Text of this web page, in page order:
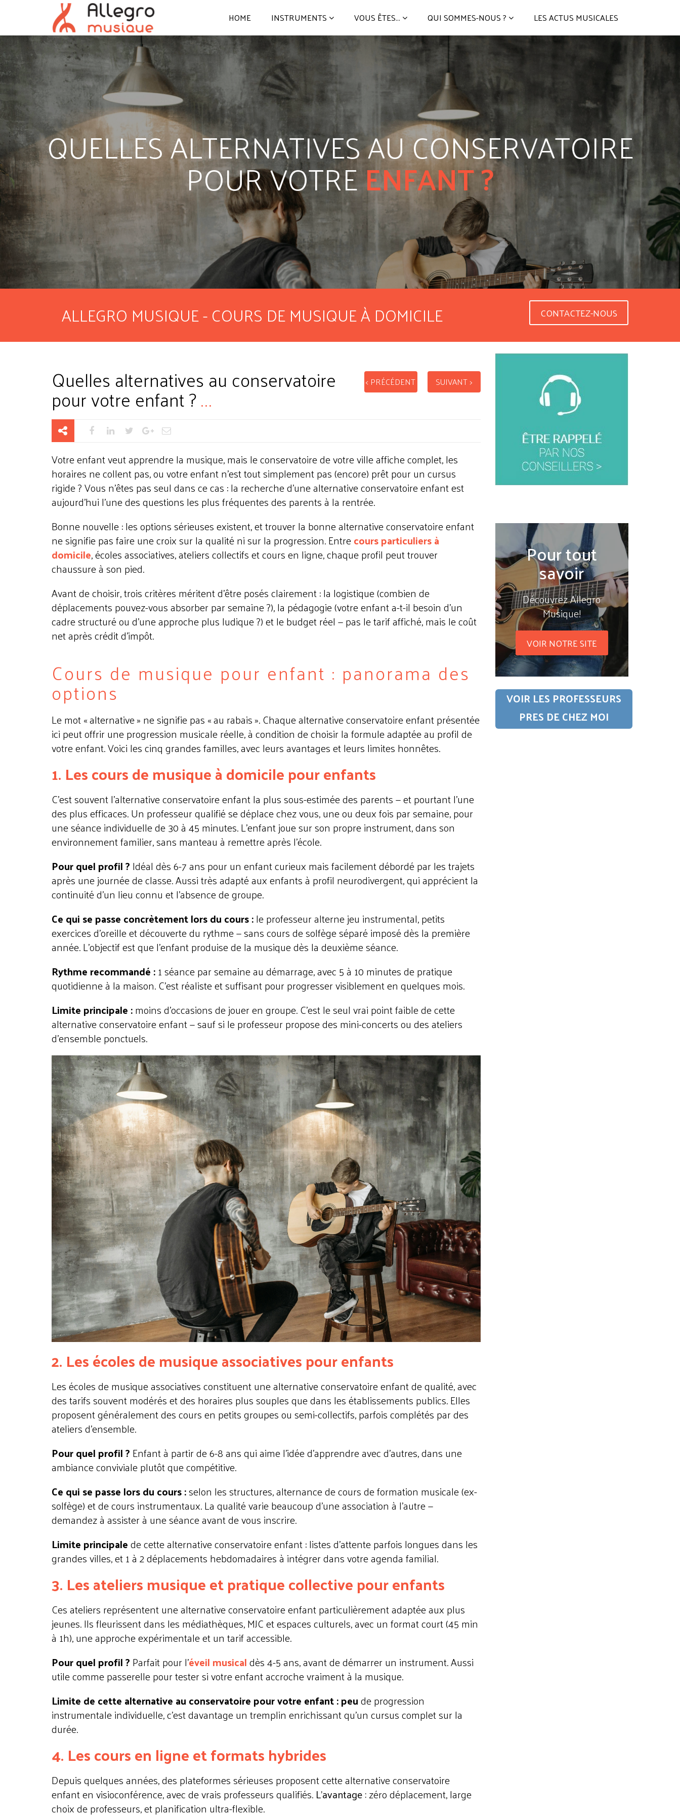
HOME INSTRUMENTS VOUS ÊTES... QUI SOMMES-NOUS ? LES ACTUS MUSICALES
QUELLES ALTERNATIVES AU CONSERVATOIRE
POUR VOTREENFANT ?
ALLEGRO MUSIQUE - COURS DE MUSIQUE À DOMICILE CONTACTEZ-NOUS
Quelles alternatives au conservatoire
pour votre enfant ?...
< PRÉCÉDENT SUIVANT >
Votre enfant veut apprendre la musique, mais le conservatoire de votre ville affiche complet, les
horaires ne collent pas, ou votre enfant n'est tout simplement pas (encore) prêt pour un cursus
rigide ? Vous n'êtes pas seul dans ce cas : la recherche d'une alternative conservatoire enfant est
aujourd'hui l'une des questions les plus fréquentes des parents à la rentrée.
Bonne nouvelle : les options sérieuses existent, et trouver la bonne alternative conservatoire enfant
ne signifie pas faire une croix sur la qualité ni sur la progression. Entrecours particuliers à
domicile, écoles associatives, ateliers collectifs et cours en ligne, chaque profil peut trouver
chaussure à son pied.
Avant de choisir, trois critères méritent d'être posés clairement : la logistique (combien de
déplacements pouvez-vous absorber par semaine ?), la pédagogie (votre enfant a-t-il besoin d'un
cadre structuré ou d'une approche plus ludique ?) et le budget réel — pas le tarif affiché, mais le coût
net après crédit d'impôt.
Cours de musique pour enfant : panorama des
options
Le mot « alternative » ne signifie pas « au rabais ». Chaque alternative conservatoire enfant présentée
ici peut offrir une progression musicale réelle, à condition de choisir la formule adaptée au profil de
votre enfant. Voici les cinq grandes familles, avec leurs avantages et leurs limites honnêtes.
1. Les cours de musique à domicile pour enfants
C'est souvent l'alternative conservatoire enfant la plus sous-estimée des parents — et pourtant l'une
des plus efficaces. Un professeur qualifié se déplace chez vous, une ou deux fois par semaine, pour
une séance individuelle de 30 à 45 minutes. L'enfant joue sur son propre instrument, dans son
environnement familier, sans manteau à remettre après l'école.
Pour quel profil ?Idéal dès 6-7 ans pour un enfant curieux mais facilement débordé par les trajets
après une journée de classe. Aussi très adapté aux enfants à profil neurodivergent, qui apprécient la
continuité d'un lieu connu et l'absence de groupe.
Ce qui se passe concrètement lors du cours :le professeur alterne jeu instrumental, petits
exercices d'oreille et découverte du rythme — sans cours de solfège séparé imposé dès la première
année. L'objectif est que l'enfant produise de la musique dès la deuxième séance.
Rythme recommandé :1 séance par semaine au démarrage, avec 5 à 10 minutes de pratique
quotidienne à la maison. C'est réaliste et suffisant pour progresser visiblement en quelques mois.
Limite principale :moins d'occasions de jouer en groupe. C'est le seul vrai point faible de cette
alternative conservatoire enfant — sauf si le professeur propose des mini-concerts ou des ateliers
d'ensemble ponctuels.
2. Les écoles de musique associatives pour enfants
Les écoles de musique associatives constituent une alternative conservatoire enfant de qualité, avec
des tarifs souvent modérés et des horaires plus souples que dans les établissements publics. Elles
proposent généralement des cours en petits groupes ou semi-collectifs, parfois complétés par des
ateliers d'ensemble.
Pour quel profil ?Enfant à partir de 6-8 ans qui aime l'idée d'apprendre avec d'autres, dans une
ambiance conviviale plutôt que compétitive.
Ce qui se passe lors du cours :selon les structures, alternance de cours de formation musicale (ex-
solfège) et de cours instrumentaux. La qualité varie beaucoup d'une association à l'autre —
demandez à assister à une séance avant de vous inscrire.
Limite principalede cette alternative conservatoire enfant : listes d'attente parfois longues dans les
grandes villes, et 1 à 2 déplacements hebdomadaires à intégrer dans votre agenda familial.
3. Les ateliers musique et pratique collective pour enfants
Ces ateliers représentent une alternative conservatoire enfant particulièrement adaptée aux plus
jeunes. Ils fleurissent dans les médiathèques, MJC et espaces culturels, avec un format court (45 min
à 1h), une approche expérimentale et un tarif accessible.
Pour quel profil ?Parfait pour l'éveil musicaldès 4-5 ans, avant de démarrer un instrument. Aussi
utile comme passerelle pour tester si votre enfant accroche vraiment à la musique.
Limite de cette alternative au conservatoire pour votre enfant : peude progression
instrumentale individuelle, c'est davantage un tremplin enrichissant qu'un cursus complet sur la
durée.
4. Les cours en ligne et formats hybrides
Depuis quelques années, des plateformes sérieuses proposent cette alternative conservatoire
enfant en visioconférence, avec de vrais professeurs qualifiés.L'avantage :zéro déplacement, large
choix de professeurs, et planification ultra-flexible.
Pour tout
savoir
Découvrez Allegro
Musique!
VOIR NOTRE SITE
VOIR LES PROFESSEURS
PRES DE CHEZ MOI